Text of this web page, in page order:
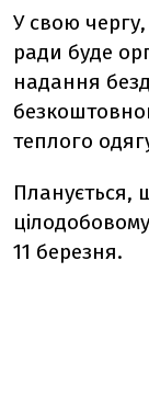
У свою
ради буде
надання
теплого
Планується,
11 березня.